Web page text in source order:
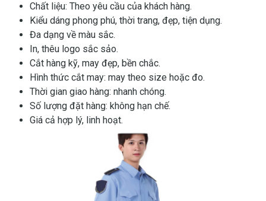
Chất liệu: Theo yêu cầu của khách hàng.
Kiểu dáng phong phú, thời trang, đẹp, tiện dụng.
Đa dạng về màu sắc.
In, thêu logo sắc sảo.
Cắt hàng kỹ, may đẹp, bền chắc.
Hình thức cắt may: may theo size hoặc đo.
Thời gian giao hàng: nhanh chóng.
Số lượng đặt hàng: không hạn chế.
Giá cả hợp lý, linh hoạt.